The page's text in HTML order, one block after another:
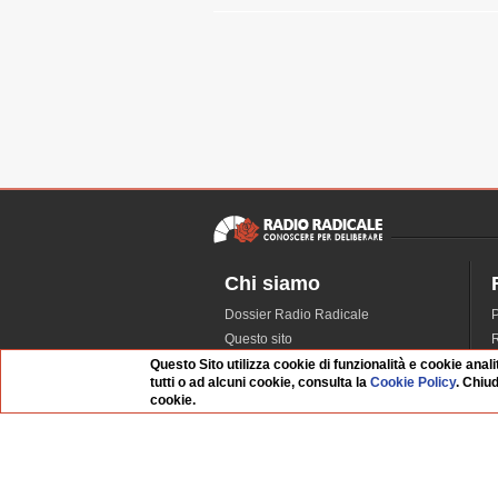
Chi siamo
Dossier Radio Radicale
Questo sito
L'Archivio
Redazione
La musica da Requiem
Questo Sito utilizza cookie di funzionalità e cookie
tutti o ad alcuni cookie, consulta laCookie Policy.
cookie.